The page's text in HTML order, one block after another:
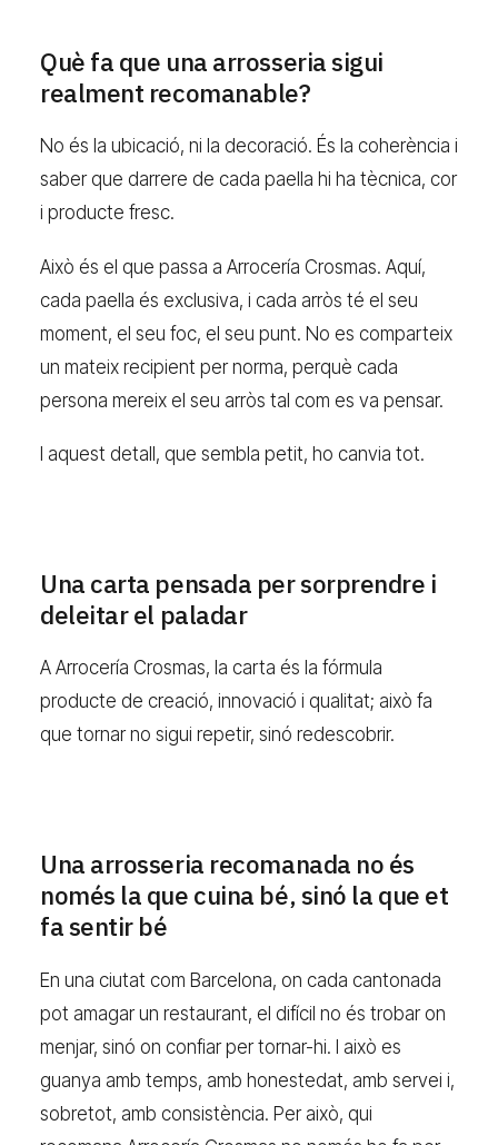
Què fa que una arrosseria sigui
realment recomanable?
No és la ubicació, ni la decoració. És la coherència i
saber que darrere de cada paella hi ha tècnica, cor
i producte fresc.
Això és el que passa a Arrocería Crosmas. Aquí,
cada paella és exclusiva, i cada arròs té el seu
moment, el seu foc, el seu punt. No es comparteix
un mateix recipient per norma, perquè cada
persona mereix el seu arròs tal com es va pensar.
I aquest detall, que sembla petit, ho canvia tot.
Una carta pensada per sorprendre i
deleitar el paladar
A Arrocería Crosmas, la carta és la fórmula
producte de creació, innovació i qualitat; això fa
que tornar no sigui repetir, sinó redescobrir.
Una arrosseria recomanada no és
només la que cuina bé, sinó la que et
fa sentir bé
En una ciutat com Barcelona, on cada cantonada
pot amagar un restaurant, el difícil no és trobar on
menjar, sinó on confiar per tornar-hi. I això es
guanya amb temps, amb honestedat, amb servei i,
sobretot, amb consistència. Per això, qui